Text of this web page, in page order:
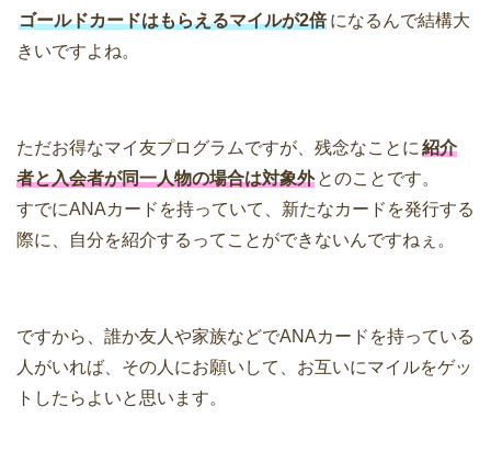
ゴールドカードはもらえるマイルが2倍 になるんで結構大
きいですよね。
ただお得なマイ友プログラムですが、残念なことに 紹介
者と入会者が同一人物の場合は対象外 とのことです。
すでにANAカードを持っていて、新たなカードを発行する
際に、自分を紹介するってことができないんですねぇ。
ですから、誰か友人や家族などでANAカードを持っている
人がいれば、その人にお願いして、お互いにマイルをゲッ
トしたらよいと思います。